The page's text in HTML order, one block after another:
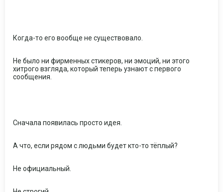
Когда-то его вообще не существовало.
Не было ни фирменных стикеров, ни эмоций, ни этого
хитрого взгляда, который теперь узнают с первого
сообщения.
Сначала появилась просто идея.
А что, если рядом с людьми будет кто-то тёплый?
Не официальный.